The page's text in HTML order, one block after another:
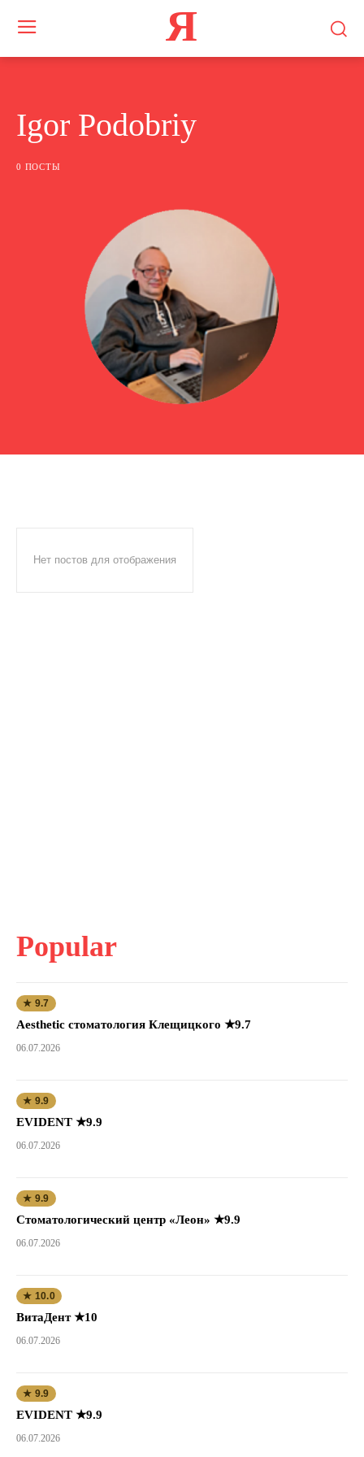
Я
Igor Podobriy
0 ПОСТЫ
Нет постов для отображения
Popular
★ 9.7
Aesthetic стоматология Клещицкого ★9.7
06.07.2026
★ 9.9
EVIDENT ★9.9
06.07.2026
★ 9.9
Стоматологический центр «Леон» ★9.9
06.07.2026
★ 10.0
ВитаДент ★10
06.07.2026
★ 9.9
EVIDENT ★9.9
06.07.2026